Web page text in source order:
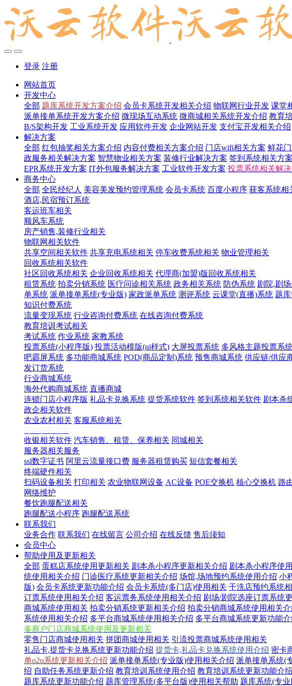
登录 注册
网站首页
开发中心
全部 题库系统开发方案介绍 会员卡系统开发相关介绍 物联网行业开发 课堂
派单接单系统开发方案介绍 微现场互动系统 微商城相关系统开发介绍 教育
B/S架构开发 工业系统开发 应用软件开发 企业网站开发 支付宝开发相关介绍
解决方案
全部 红包抽奖相关方案介绍 内容付费相关方案介绍 门店wifi相关方案 鲜花
政服务相关解决方案 智慧物业相关方案 装修行业解决方案 签到系统相关方
EPR系统开发方案 IT外包服务解决方案 工业软件开发方案 投票系统相关解
商务中心
全部 全民经纪人 美容美发预约管理系统 会员卡系统 百度小程序 获客系统相
酒店,民宿预订系统
客运班车相关
顺风车系统
房产销售,装修行业相关
物联网相关软件
共享空间相关软件 共享充电系统相关 停车收费系统相关 物业管理相关
回收系统相关软件
社区回收系统相关 企业回收系统相关 代理商(加盟)版回收系统相关
租赁系统 拍卖分销系统 医疗问诊相关系统 政务相关系统 防伪系统 剧院,剧
单系统 派单接单系统(专业版) 家政派单系统 测评系统 云课堂(直播)系统 题
知识付费系统
流量变现系统 行业咨询付费系统 在线咨询付费系统
教育培训考试相关
考试系统 作业系统 家教系统
投票系统(小程序版) 投票活动模版(ui样式) 大屏投票系统 多风格主题投票系
吧霸屏系统 多功能商城系统 POD(商品定制)系统 预售商城系统 供应链/供应
发订货系统
行业商城系统
海外代购商城系统 直播商城
连锁门店小程序版 礼品卡兑换系统 提货系统软件 签到系统相关软件 剧本杀
政企相关软件
农业农村相关 客服系统相关
收银相关软件 汽车销售、租赁、保养相关 同城相关
服务器相关服务
ssl数字证书 阿里云流量接口费 服务器租赁购买 短信套餐相关
终端硬件相关
扫码设备相关 打印相关 农业物联网设备 AC设备 POE交换机 核心交换机 路
网络维护
餐饮跑腿配送相关
跑腿配送小程序 跑腿配送系统
联系我们
业务合作 联系我们 在线留言 公司介绍 在线反馈 售后须知
会员中心
帮助使用及更新相关
全部 蛋糕店系统使用更新相关 剧本杀小程序更新相关介绍 剧本杀小程序使
统使用相关介绍 门诊医疗系统更新相关介绍 场馆,场地预约系统使用介绍 小
版) 会员卡系统更新功能介绍 会员卡系统(多门店)使用相关 干洗店预约系统
订票系统使用相关介绍 客运票务系统使用相关介绍 剧场/剧院选座订票系统
商城系统使用相关 拍卖分销系统更新相关介绍 拍卖分销商城系统使用相关介
系统使用相关介绍 多平台商城系统使用相关介绍 多平台商城系统更新功能介
多商户门店商城系统使用及更新相关
零售门店商城使用相关 拼团商城使用相关 引流投票商城系统使用相关
礼品卡,提货卡兑换系统更新功能介绍 提货卡,礼品卡兑换系统使用介绍 密卡
单o2o系统更新相关介绍 派单接单系统(专业版)使用相关介绍 派单接单系统(
绍 自助任务系统更新介绍 教育培训系统使用介绍 教育培训系统更新功能介绍
题库系统更新功能介绍 题库管理系统(多平台版)使用相关帮助 题库系统(专